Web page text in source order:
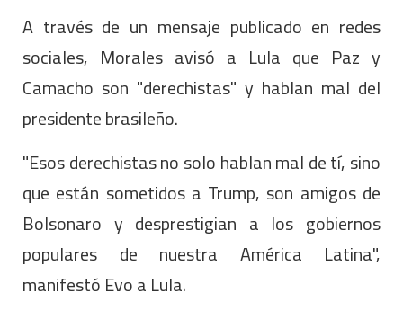
A través de un mensaje publicado en redes
sociales, Morales avisó a Lula que Paz y
Camacho son "derechistas" y hablan mal del
presidente brasileño.
"Esos derechistas no solo hablan mal de tí, sino
que están sometidos a Trump, son amigos de
Bolsonaro y desprestigian a los gobiernos
populares de nuestra América Latina",
manifestó Evo a Lula.